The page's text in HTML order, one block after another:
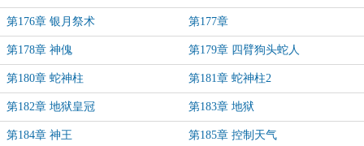
第176章 银月祭术 第177章
第178章 神傀 第179章 四臂狗头蛇人
第180章 蛇神柱 第181章 蛇神柱2
第182章 地狱皇冠 第183章 地狱
第184章 神王 第185章 控制天气